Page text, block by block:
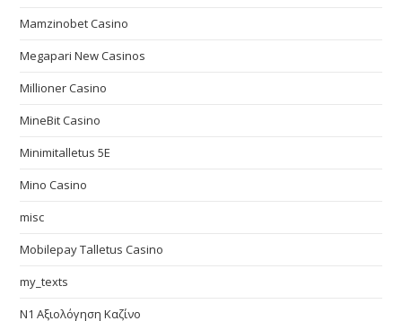
Mamzinobet Casino
Megapari New Casinos
Millioner Casino
MineBit Casino
Minimitalletus 5E
Mino Casino
misc
Mobilepay Talletus Casino
my_texts
N1 Αξιολόγηση Καζίνο